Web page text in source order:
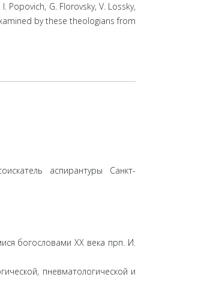
G. Florovsky, V. Lossky,
by these theologians from
аспирантуры Санкт-
богословами XX века прп. И.
пневматологической и